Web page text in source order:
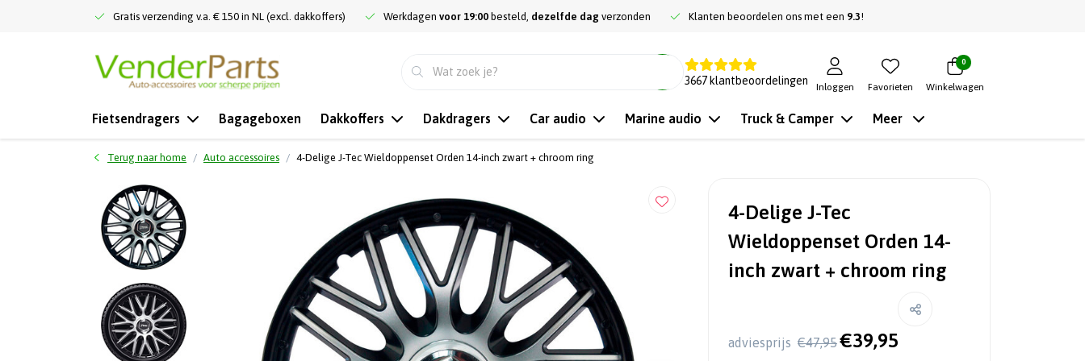
Gratis verzending v.a. € 150 in NL (excl. dakkoffers) Werkdagen voor 19:00 besteld, dezelfde dag verzonden Klanten beoordelen ons met een 9.3!
3667 klantbeoordelingen
Inloggen Favorieten
0
Winkelwagen
Fietsendragers Bagageboxen Dakkoffers Dakdragers Car audio Marine audio Truck & Camper Meer
Terug naar home Auto accessoires 4-Delige J-Tec Wieldoppenset Orden 14-inch zwart + chroom ring
4-Delige J-Tec
Wieldoppenset Orden 14-
inch zwart + chroom ring
adviesprijs €47,95 €39,95